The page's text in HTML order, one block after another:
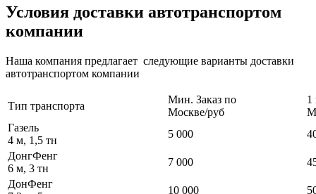
Условия доставки автотранспортом
компании
Наша компания предлагает следующие варианты доставки
автотранспортом компании
Тип транспорта
Мин. Заказ по
Москве/руб
1
Газель
4 м, 1,5 тн
5 000
ДонгФенг
6 м, 3 тн
7 000
ДонФенг
10 000